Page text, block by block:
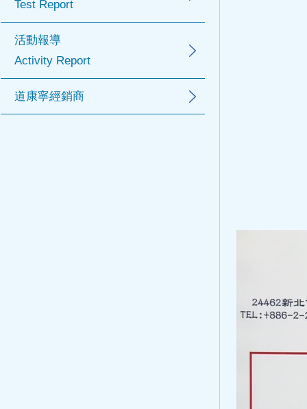
Test Report
活動報導
Activity Report
道康寧經銷商